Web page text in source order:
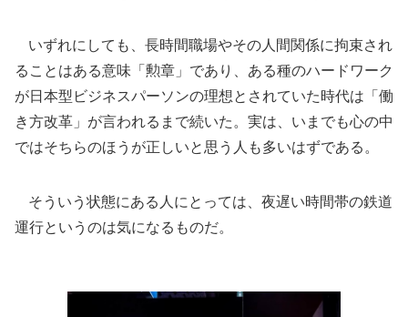
いずれにしても、長時間職場やその人間関係に拘束され
ることはある意味「勲章」であり、ある種のハードワーク
が日本型ビジネスパーソンの理想とされていた時代は「働
き方改革」が言われるまで続いた。実は、いまでも心の中
ではそちらのほうが正しいと思う人も多いはずである。
そういう状態にある人にとっては、夜遅い時間帯の鉄道
運行というのは気になるものだ。